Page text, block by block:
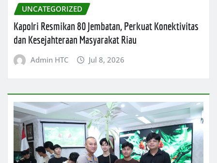
UNCATEGORIZED
Kapolri Resmikan 80 Jembatan, Perkuat Konektivitas
dan Kesejahteraan Masyarakat Riau
Admin HTC Jul 8, 2026